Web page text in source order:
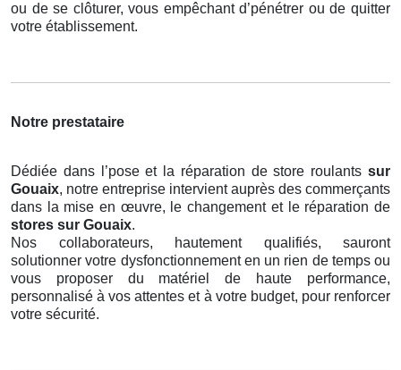
ou de se clôturer, vous empêchant d’pénétrer ou de quitter
votre établissement.
Notre prestataire
Dédiée dans l’pose et la réparation de store roulants sur
Gouaix, notre entreprise intervient auprès des commerçants
dans la mise en œuvre, le changement et le réparation de
stores sur Gouaix.
Nos collaborateurs, hautement qualifiés, sauront
solutionner votre dysfonctionnement en un rien de temps ou
vous proposer du matériel de haute performance,
personnalisé à vos attentes et à votre budget, pour renforcer
votre sécurité.